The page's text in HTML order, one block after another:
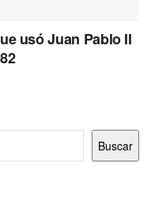
usó Juan Pablo II
Buscar